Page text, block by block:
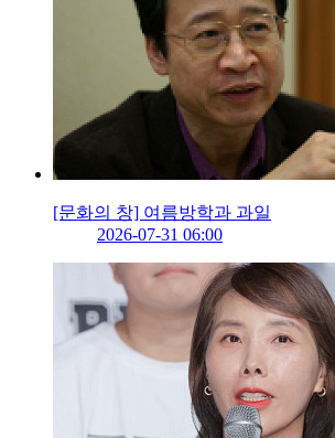
[문화의 창] 여름방학과 과일
2026-07-31 06:00